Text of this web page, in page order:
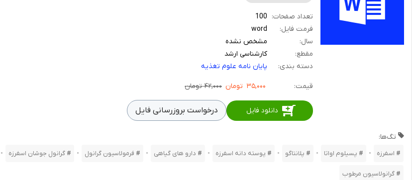
تعداد صفحات: 100
فرمت فایل:
word
سال:
مشخص نشده
مقطع:
کارشناسی ارشد
دسته بندی:
پایان نامه علوم تغذیه
قیمت: ۳۵,۰۰۰ تومان ۴۲,۰۰۰ تومان
دانلود فایل درخواست بروزرسانی فایل
تگ‌ها:
اسفرزه - پسیلوم اواتا - پلانتاگو - پوسته دانه اسفرزه - دارو های گیاهی - فرمولاسیون گرانول - گرانول جوشان اسفرزه -
گرانولاسیون مرطوب